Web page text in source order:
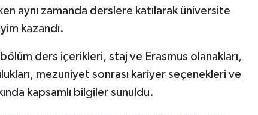
aynı zamanda derslere katılarak üniversite
kazandı.
ders içerikleri, staj ve Erasmus olanakları,
mezuniyet sonrası kariyer seçenekleri ve
kapsamlı bilgiler sunuldu.